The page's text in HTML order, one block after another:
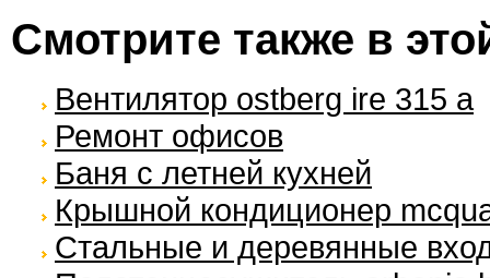
Смотрите также в
Вентилятор ostberg ire 315 a
Ремонт офисов
Баня с летней кухней
Крышной кондиционер
Стальные и деревянные